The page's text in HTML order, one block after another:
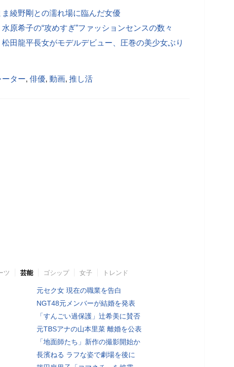
綾野剛との濡れ場に臨んだ女優
原希子の“攻めすぎ”ファッションセンスの数々
田龍平長女がモデルデビュー、圧巻の美少女ぶり
ーター, 俳優, 動画, 推し活
ツ 芸能 ゴシップ 女子 トレンド
元セク女 現在の職業を告白
NGT48元メンバーが結婚を発表
「すんごい過保護」辻希美に賛否
元TBSアナの山本里菜 離婚を公表
「地面師たち」新作の撮影開始か
長濱ねる ラフな姿で劇場を後に